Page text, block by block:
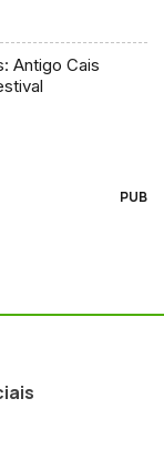
Antigo Cais
PUB